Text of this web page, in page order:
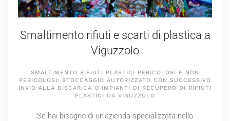
Smaltimento rifiuti e scarti di plastica a
Viguzzolo
SMALTIMENTO RIFIUTI PLASTICI PERICOLOSI E NON
PERICOLOSI: STOCCAGGIO AUTORIZZATO CON SUCCESSIVO
INVIO ALLA DISCARICA O IMPIANTI DI RECUPERO DI RIFIUTI
PLASTICI DA VIGUZZOLO
Se hai bisogno di un'azienda specializzata nello